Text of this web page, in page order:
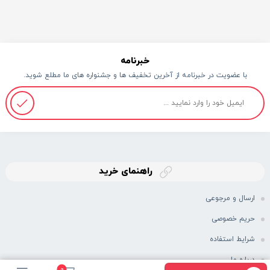
خبرنامه
با عضویت در خبرنامه از آخرین تخفیف ها و جشنواره های ما مطلع شوید.
راهنمای خرید
ارسال و مرجوعی
حریم خصوصی
شرایط استفاده
درباره ما